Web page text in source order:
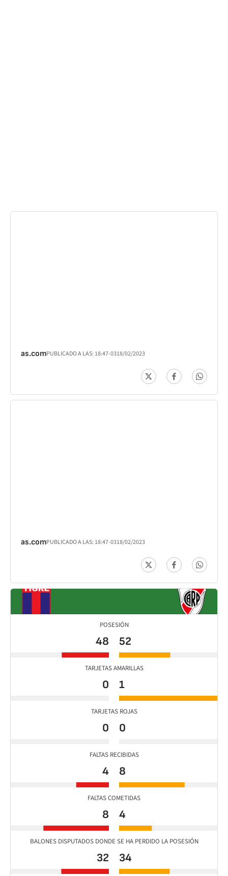
as.comPUBLICADO A LAS: 18:47-0318/02/2023
as.comPUBLICADO A LAS: 18:47-0318/02/2023
POSESIÓN
48 52
TARJETAS AMARILLAS
0 1
TARJETAS ROJAS
0 0
FALTAS RECIBIDAS
4 8
FALTAS COMETIDAS
8 4
BALONES DISPUTADOS DONDE SE HA PERDIDO LA POSESIÓN
32 34